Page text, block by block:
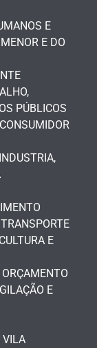
E
E DO
PÚBLICOS
E
E
VILA